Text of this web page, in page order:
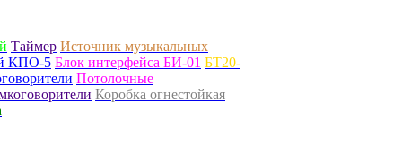
Таймер Источник музыкальных
КПО-5 Блок интерфейса БИ-01 БТ20-
Потолочные
Коробка огнестойкая